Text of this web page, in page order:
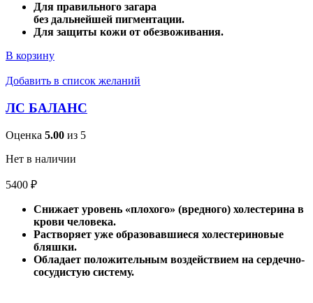
Для правильного загара
без дальнейшей пигментации.
Для защиты кожи от обезвоживания.
В корзину
Добавить в список желаний
ЛС БАЛАНС
Оценка 5.00 из 5
Нет в наличии
5400 ₽
Снижает уровень «плохого» (вредного) холестерина в
крови человека.
Растворяет уже образовавшиеся холестериновые
бляшки.
Обладает положительным воздействием на сердечно-
сосудистую систему.